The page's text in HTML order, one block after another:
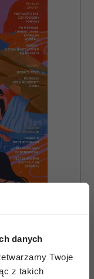
danych
Twoje
z takich